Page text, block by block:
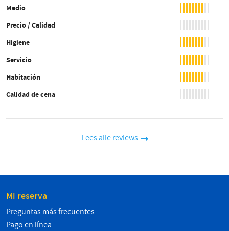
Medio
Precio / Calidad
Higiene
Servicio
Habitación
Calidad de cena
Lees alle reviews
Mi reserva
Preguntas más frecuentes
Pago en línea